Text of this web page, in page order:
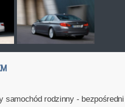
samochód rodzinny -